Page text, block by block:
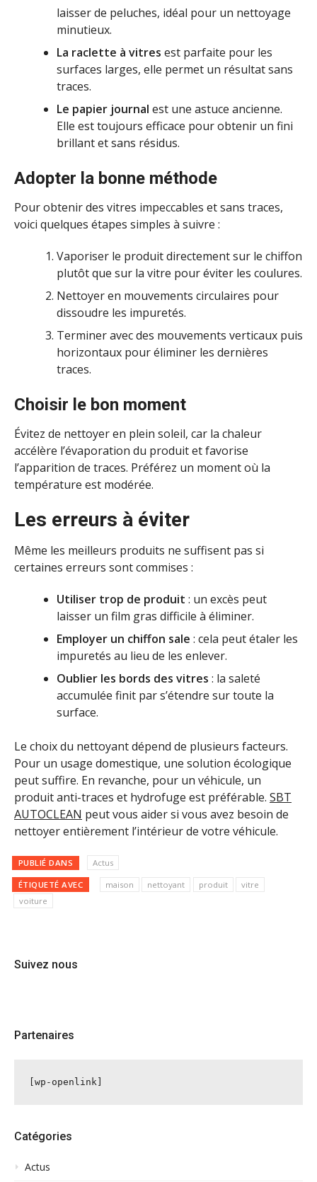
laisser de peluches, idéal pour un nettoyage
minutieux.
La raclette à vitres est parfaite pour les
surfaces larges, elle permet un résultat sans
traces.
Le papier journal est une astuce ancienne.
Elle est toujours efficace pour obtenir un fini
brillant et sans résidus.
Adopter la bonne méthode
Pour obtenir des vitres impeccables et sans traces,
voici quelques étapes simples à suivre :
Vaporiser le produit directement sur le chiffon
plutôt que sur la vitre pour éviter les coulures.
Nettoyer en mouvements circulaires pour
dissoudre les impuretés.
Terminer avec des mouvements verticaux puis
horizontaux pour éliminer les dernières
traces.
Choisir le bon moment
Évitez de nettoyer en plein soleil, car la chaleur
accélère l’évaporation du produit et favorise
l’apparition de traces. Préférez un moment où la
température est modérée.
Les erreurs à éviter
Même les meilleurs produits ne suffisent pas si
certaines erreurs sont commises :
Utiliser trop de produit : un excès peut
laisser un film gras difficile à éliminer.
Employer un chiffon sale : cela peut étaler les
impuretés au lieu de les enlever.
Oublier les bords des vitres : la saleté
accumulée finit par s’étendre sur toute la
surface.
Le choix du nettoyant dépend de plusieurs facteurs.
Pour un usage domestique, une solution écologique
peut suffire. En revanche, pour un véhicule, un
produit anti-traces et hydrofuge est préférable. SBT
AUTOCLEAN peut vous aider si vous avez besoin de
nettoyer entièrement l’intérieur de votre véhicule.
PUBLIÉ DANS Actus
ÉTIQUETÉ AVEC maison nettoyant produit
vitre
voiture
Suivez nous
Partenaires
[wp-openlink]
Catégories
Actus